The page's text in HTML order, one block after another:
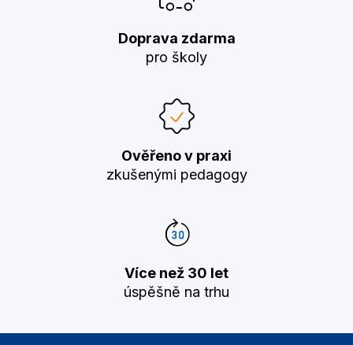
Doprava zdarma
pro školy
Ověřeno v praxi
zkušenými pedagogy
Více než 30 let
úspěšně na trhu